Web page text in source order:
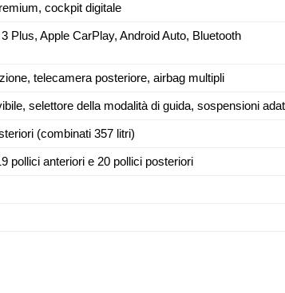
cockpit digitale
Plus, Apple CarPlay, Android Auto, Bluetooth
telecamera posteriore, airbag multipli
selettore della modalità di guida, sospensioni
(combinati 357 litri)
pollici anteriori e 20 pollici posteriori